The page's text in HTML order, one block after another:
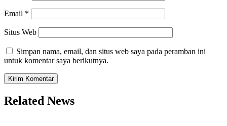
Email *
Situs Web
Simpan nama, email, dan situs web saya pada peramban ini
untuk komentar saya berikutnya.
Related News